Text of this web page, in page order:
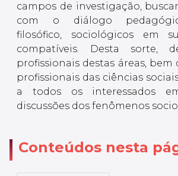
campos de investigação,
com o diálogo
filosófico, sociológicos em
compatíveis. Desta sorte,
profissionais destas áreas,
profissionais das ciências
a todos os interessados
discussões dos fenômenos
Conteúdos nesta